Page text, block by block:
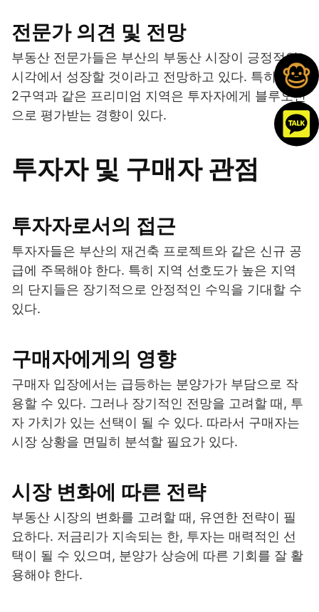
전문가 의견 및 전망
부동산 전문가들은 부산의 부동산 시장이 긍정적인
시각에서 성장할 것이라고 전망하고 있다. 특히 남천
2구역과 같은 프리미엄 지역은 투자자에게 블루오션
으로 평가받는 경향이 있다.
투자자 및 구매자 관점
투자자로서의 접근
투자자들은 부산의 재건축 프로젝트와 같은 신규 공
급에 주목해야 한다. 특히 지역 선호도가 높은 지역
의 단지들은 장기적으로 안정적인 수익을 기대할 수
있다.
구매자에게의 영향
구매자 입장에서는 급등하는 분양가가 부담으로 작
용할 수 있다. 그러나 장기적인 전망을 고려할 때, 투
자 가치가 있는 선택이 될 수 있다. 따라서 구매자는
시장 상황을 면밀히 분석할 필요가 있다.
시장 변화에 따른 전략
부동산 시장의 변화를 고려할 때, 유연한 전략이 필
요하다. 저금리가 지속되는 한, 투자는 매력적인 선
택이 될 수 있으며, 분양가 상승에 따른 기회를 잘 활
용해야 한다.